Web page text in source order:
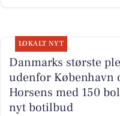
LOKALT NYT
Danmarks største
udenfor København
Horsens med 150
nyt botilbud